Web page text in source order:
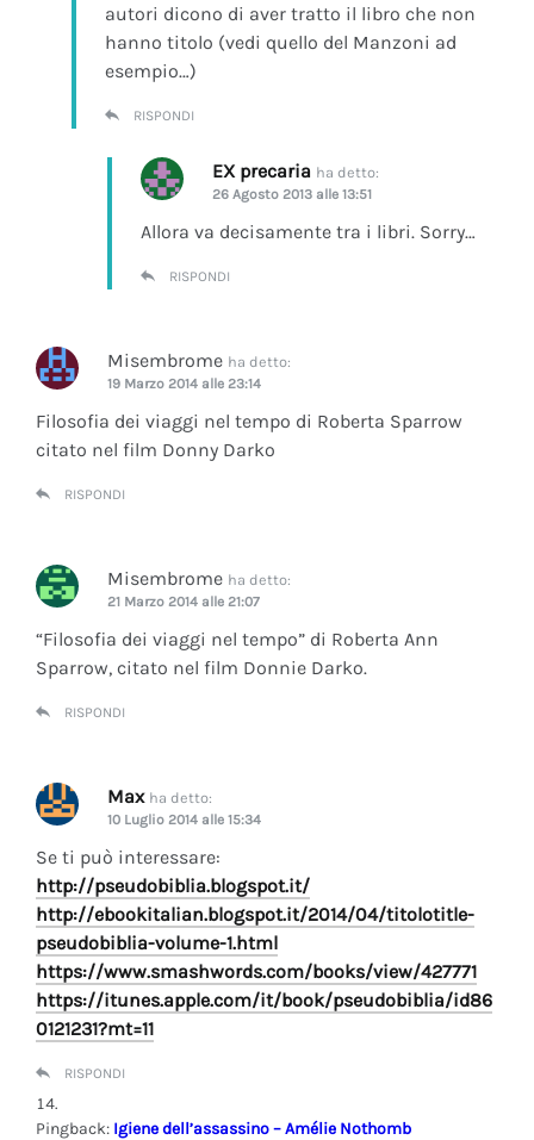
autori dicono di aver tratto il libro che non
hanno titolo (vedi quello del Manzoni ad
esempio…)
RISPONDI
EX precaria ha detto:
26 Agosto 2013 alle 13:51
Allora va decisamente tra i libri. Sorry…
RISPONDI
Misembrome ha detto:
19 Marzo 2014 alle 23:14
Filosofia dei viaggi nel tempo di Roberta Sparrow
citato nel film Donny Darko
RISPONDI
Misembrome ha detto:
21 Marzo 2014 alle 21:07
“Filosofia dei viaggi nel tempo” di Roberta Ann
Sparrow, citato nel film Donnie Darko.
RISPONDI
Max ha detto:
10 Luglio 2014 alle 15:34
Se ti può interessare:
http://pseudobiblia.blogspot.it/
http://ebookitalian.blogspot.it/2014/04/titolotitle-
pseudobiblia-volume-1.html
https://www.smashwords.com/books/view/427771
https://itunes.apple.com/it/book/pseudobiblia/id86
0121231?mt=11
RISPONDI
Pingback: Igiene dell’assassino – Amélie Nothomb